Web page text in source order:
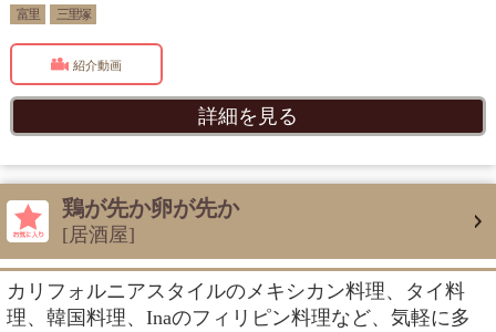
富里 三里塚
紹介動画
詳細を見る
鶏が先か卵が先か
[居酒屋]
カリフォルニアスタイルのメキシカン料理、タイ料
理、韓国料理、Inaのフィリピン料理など、気軽に多